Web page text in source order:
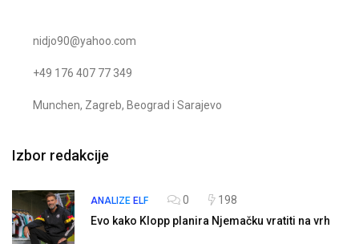
nidjo90@yahoo.com
+49 176 407 77 349
Munchen, Zagreb, Beograd i Sarajevo
Izbor redakcije
ANALIZE ELF 0
198
Evo kako Klopp planira Njemačku vratiti na vrh